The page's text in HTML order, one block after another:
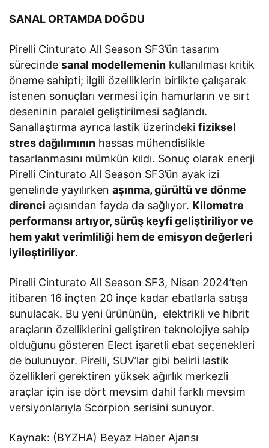
SANAL ORTAMDA DOĞDU
Pirelli Cinturato All Season SF3’ün tasarım
sürecindesanal modellemenin kullanılması kritik
öneme sahipti; ilgili özelliklerin birlikte çalışarak
istenen sonuçları vermesi için hamurların ve sırt
deseninin paralel geliştirilmesi sağlandı.
Sanallaştırma ayrıca lastik üzerindekifiziksel
stres dağılımının hassas mühendislikle
tasarlanmasını mümkün kıldı. Sonuç olarak enerji
Pirelli Cinturato All Season SF3’ün ayak izi
genelinde yayılırkenaşınma, gürültü ve dönme
direnci açısından fayda da sağlıyor. Kilometre
performansı artıyor, sürüş keyfi geliştiriliyor ve
hem yakıt verimliliği hem de emisyon değerleri
iyileştiriliyor.
Pirelli Cinturato All Season SF3, Nisan 2024’ten
itibaren 16 inçten 20 inçe kadar ebatlarla satışa
sunulacak. Bu yeni ürününün, elektrikli ve hibrit
araçların özelliklerini geliştiren teknolojiye sahip
olduğunu gösteren Elect işaretli ebat seçenekleri
de bulunuyor. Pirelli, SUV’lar gibi belirli lastik
özellikleri gerektiren yüksek ağırlık merkezli
araçlar için ise dört mevsim dahil farklı mevsim
versiyonlarıyla Scorpion serisini sunuyor.
Kaynak: (BYZHA) Beyaz Haber Ajansı